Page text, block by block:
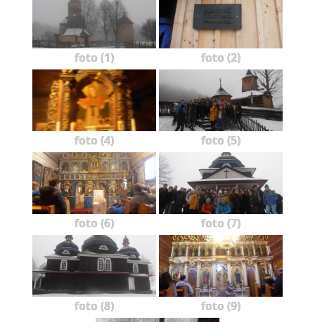
foto (1) foto (2)
foto (4) foto (5)
foto (6) foto (7)
foto (8) foto (9)